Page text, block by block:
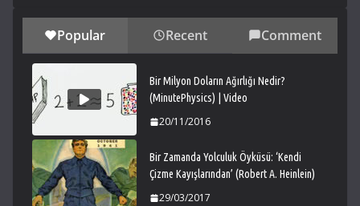
Popular Recent Comment
Bir Milyon Doların Ağırlığı Nedir?
(MinutePhysics) | Video
20/11/2016
Bir Zamanda Yolculuk Öyküsü: ‘Kendi
Çizme Kayışlarından’ (Robert A. Heinlein)
29/03/2017